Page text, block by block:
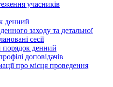
учасників
денний
заходу та детальної
сесії
порядок денний
доповідачів
про місця проведення